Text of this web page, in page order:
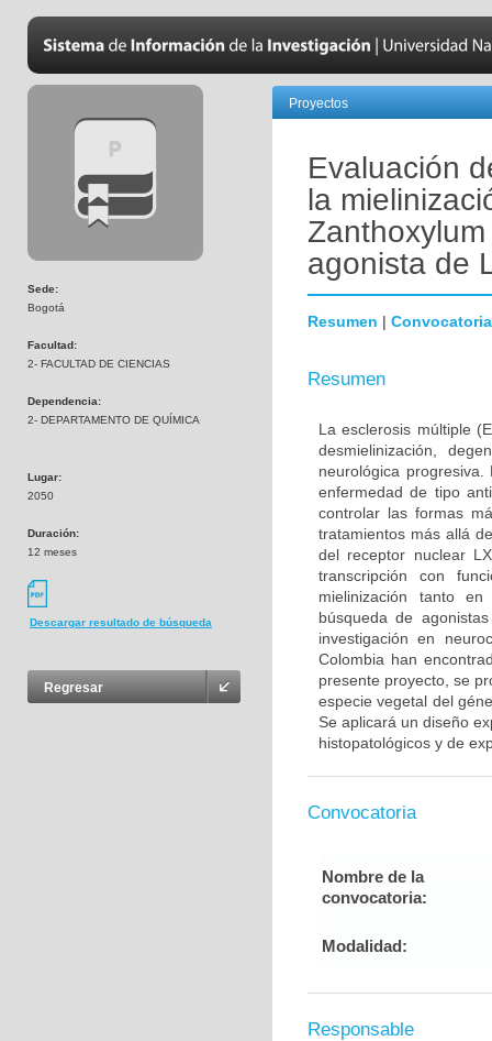
Sede:
Bogotá
Facultad:
2- FACULTAD DE CIENCIAS
Dependencia:
2- DEPARTAMENTO DE QUÍMICA
Lugar:
2050
Duración:
12 meses
Descargar resultado de búsqueda
Regresar
Proyectos
Evaluación
la
agonista de
Resumen | Convocatoria
Resumen
La esclerosis múltiple
desmielinización,
neurológica
enfermedad de tipo
controlar las formas
tratamientos más allá
del receptor nuclear
transcripción con
mielinización tanto
búsqueda de
investigación en
Colombia han
presente proyecto, se
especie vegetal del
Se aplicará un diseño
histopatológicos y de
Convocatoria
Nombre de la
convocatoria:
Modalidad:
Responsable